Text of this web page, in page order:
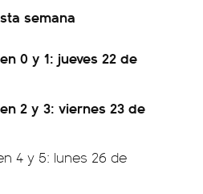
semana
0 y 1: jueves 22 de
2 y 3: viernes 23 de
4 y 5: lunes 26 de